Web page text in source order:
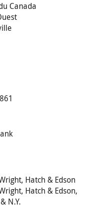
Canada
Hatch & Edson
Hatch & Edson,
N.Y.